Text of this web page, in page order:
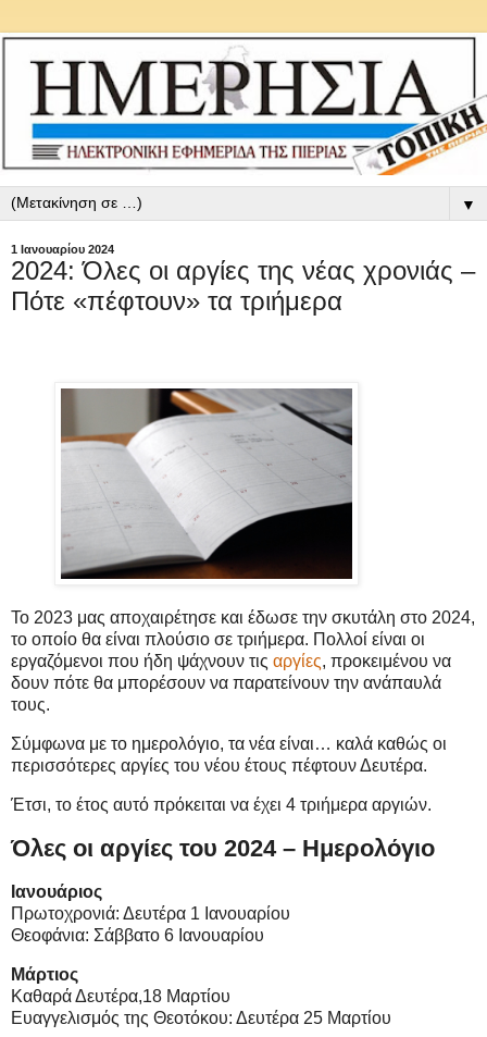
▼
1 Ιανουαρίου 2024
2024: Όλες οι αργίες της νέας χρονιάς –
Πότε «πέφτουν» τα τριήμερα
Το 2023 μας αποχαιρέτησε και έδωσε την σκυτάλη στο 2024,
το οποίο θα είναι πλούσιο σε τριήμερα. Πολλοί είναι οι
εργαζόμενοι που ήδη ψάχνουν τις αργίες, προκειμένου να
δουν πότε θα μπορέσουν να παρατείνουν την ανάπαυλά
τους.
Σύμφωνα με το ημερολόγιο, τα νέα είναι… καλά καθώς οι
περισσότερες αργίες του νέου έτους πέφτουν Δευτέρα.
Έτσι, το έτος αυτό πρόκειται να έχει 4 τριήμερα αργιών.
Όλες οι αργίες του 2024 – Ημερολόγιο
Ιανουάριος
Πρωτοχρονιά: Δευτέρα 1 Ιανουαρίου
Θεοφάνια: Σάββατο 6 Ιανουαρίου
Μάρτιος
Καθαρά Δευτέρα,18 Μαρτίου
Ευαγγελισμός της Θεοτόκου: Δευτέρα 25 Μαρτίου